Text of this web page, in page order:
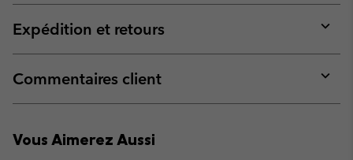
or
Expédition et retours
or
Commentaires client
or
Vous Aimerez Aussi